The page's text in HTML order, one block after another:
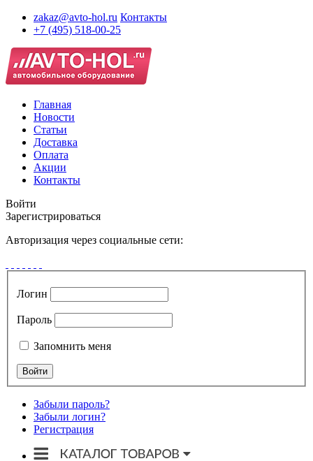
zakaz@avto-hol.ru Контакты
+7 (495) 518-00-25
Главная
Новости
Статьи
Доставка
Оплата
Акции
Контакты
Войти
Зарегистрироваться
Авторизация через социальные сети:
Логин
Пароль
Запомнить меня
Забыли пароль?
Забыли логин?
Регистрация